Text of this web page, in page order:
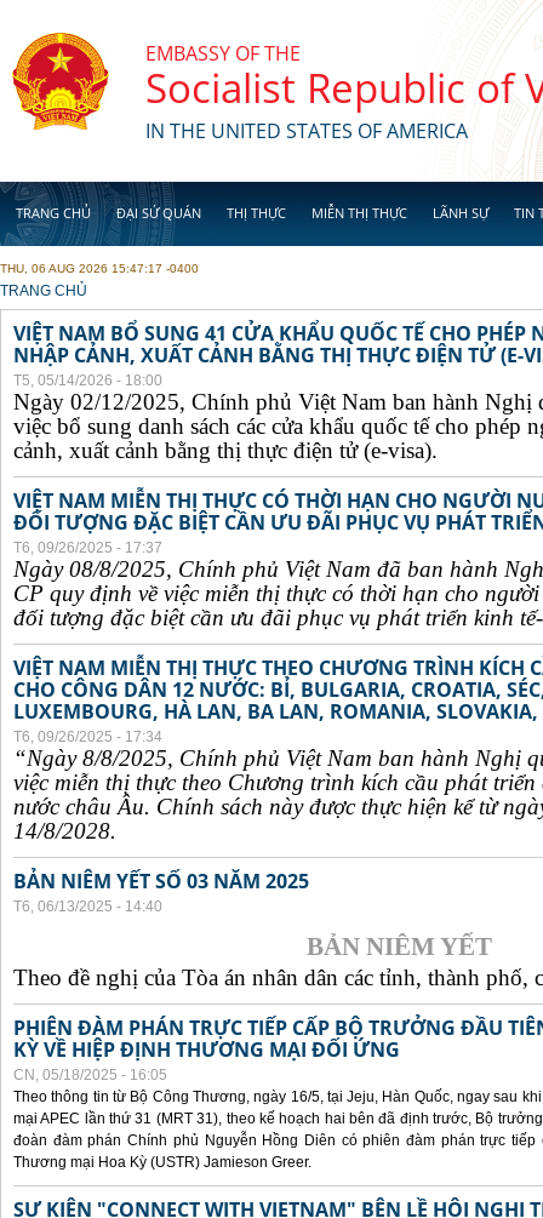
EMBASSY OF THE
Socialist Republic of
IN THE UNITED STATES OF AMERICA
TRANG CHỦ ĐẠI SỨ QUÁN THỊ THỰC MIỄN THỊ THỰC LÃNH SỰ TIN
THU, 06 AUG 2026 15:47:17 -0400
YOU ARE HERE
TRANG CHỦ
VIỆT NAM BỔ SUNG 41 CỬA KHẨU QUỐC TẾ CHO
NHẬP CẢNH, XUẤT CẢNH BẰNG THỊ THỰC ĐIỆN TỬ (E-
T5, 05/14/2026 - 18:00
Ngày 02/12/2025, Chính phủ Việt Nam ban hành Nghị
việc bổ sung danh sách các cửa khẩu quốc tế cho phép
cảnh, xuất cảnh bằng thị thực điện tử (e-visa).
VIỆT NAM MIỄN THỊ THỰC CÓ THỜI HẠN CHO NGƯỜI
ĐỐI TƯỢNG ĐẶC BIỆT CẦN ƯU ĐÃI PHỤC VỤ PHÁT
T6, 09/26/2025 - 17:37
Ngày 08/8/2025, Chính phủ Việt Nam đã ban hành
CP quy định về việc miễn thị thực có thời hạn cho
đối tượng đặc biệt cần ưu đãi phục vụ phát triển kinh
VIỆT NAM MIỄN THỊ THỰC THEO CHƯƠNG TRÌNH KÍCH
CHO CÔNG DÂN 12 NƯỚC: BỈ, BULGARIA, CROATIA,
LUXEMBOURG, HÀ LAN, BA LAN, ROMANIA, SLOVAKIA,
T6, 09/26/2025 - 17:34
“Ngày 8/8/2025, Chính phủ Việt Nam ban hành Nghị
việc miễn thị thực theo Chương trình kích cầu phát
nước châu Âu. Chính sách này được thực hiện kể từ
14/8/2028.
BẢN NIÊM YẾT SỐ 03 NĂM 2025
T6, 06/13/2025 - 14:40
BẢN NIÊM YẾT
Theo đề nghị của Tòa án nhân dân các tỉnh, thành phố,
PHIÊN ĐÀM PHÁN TRỰC TIẾP CẤP BỘ TRƯỞNG ĐẦU
KỲ VỀ HIỆP ĐỊNH THƯƠNG MẠI ĐỐI ỨNG
CN, 05/18/2025 - 16:05
Theo thông tin từ Bộ Công Thương, ngày 16/5, tại Jeju, Hàn Quốc, ngay sau
mại APEC lần thứ 31 (MRT 31), theo kế hoạch hai bên đã định trước, Bộ
đoàn đàm phán Chính phủ Nguyễn Hồng Diên có phiên đàm phán trực
Thương mại Hoa Kỳ (USTR) Jamieson Greer.
SỰ KIỆN "CONNECT WITH VIETNAM" BÊN LỀ HỘI